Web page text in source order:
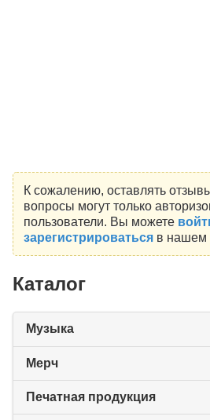
К сожалению, оставлять
вопросы могут только
пользователи. Вы можете
зарегистрироватьсяв нашем
Каталог
Музыка
Мерч
Печатная продукция